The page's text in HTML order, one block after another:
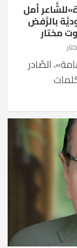
أمل
بالرَّفض
مختار
الصَّادر